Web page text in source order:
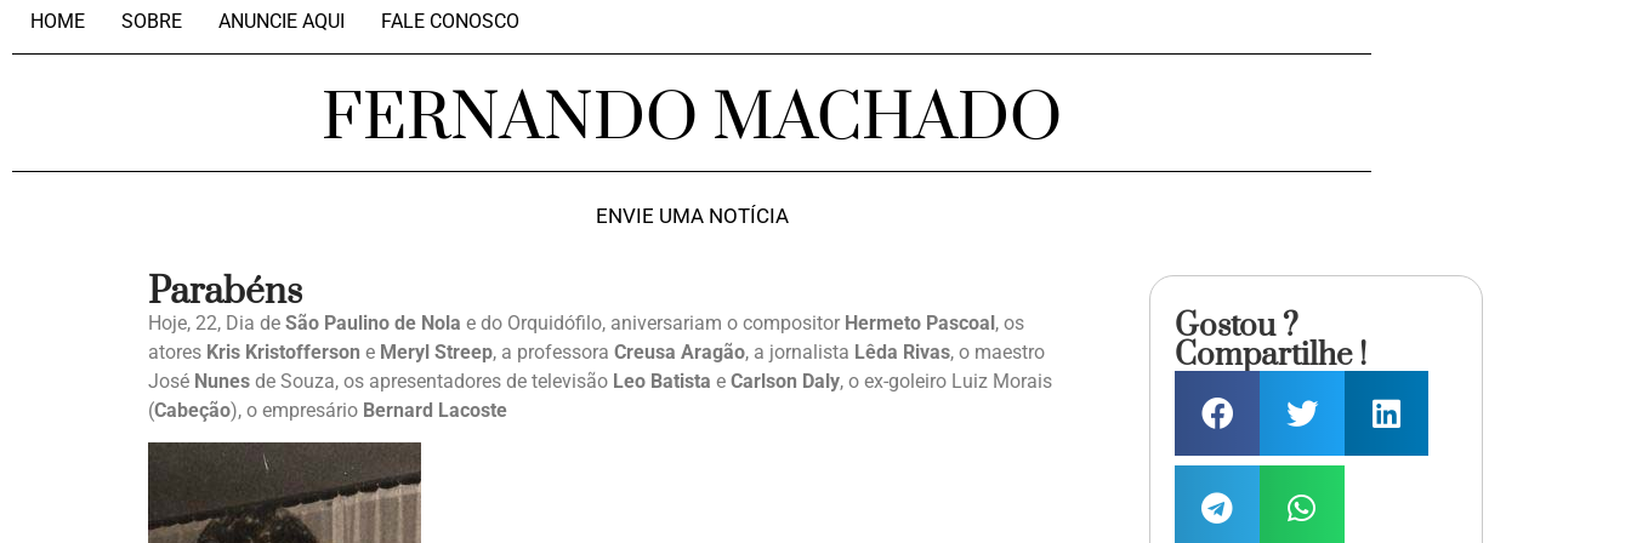
HOME SOBRE ANUNCIE AQUI FALE CONOSCO
FERNANDO MACHADO
ENVIE UMA NOTÍCIA
Parabéns
Hoje, 22, Dia de São Paulino de Nola e do Orquidófilo, aniversariam o compositor Hermeto Pascoal, os
atores Kris Kristofferson e Meryl Streep, a professora Creusa Aragão, a jornalista Lêda Rivas, o maestro
José Nunes de Souza, os apresentadores de televisão Leo Batista e Carlson Daly, o ex-goleiro Luiz Morais
(Cabeção), o empresário Bernard Lacoste
Gostou ?
Compartilhe !